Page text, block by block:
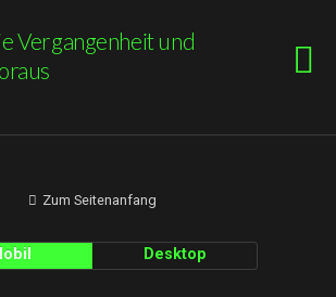
Vergangenheit und
Zum Seitenanfang
Desktop